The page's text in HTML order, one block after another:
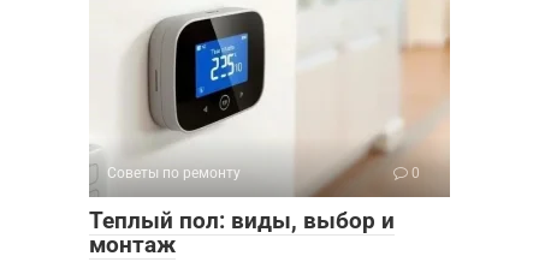
Советы по ремонту 0
Теплый пол: виды, выбор и
монтаж